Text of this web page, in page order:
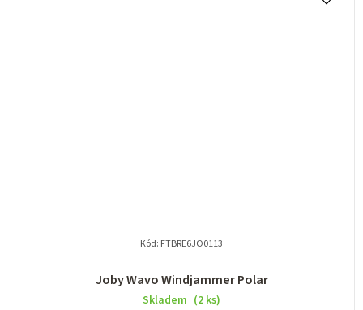
Joby Wavo Windjammer Polar
Skladem (2 ks)
Kód: FTBRE6JO0113